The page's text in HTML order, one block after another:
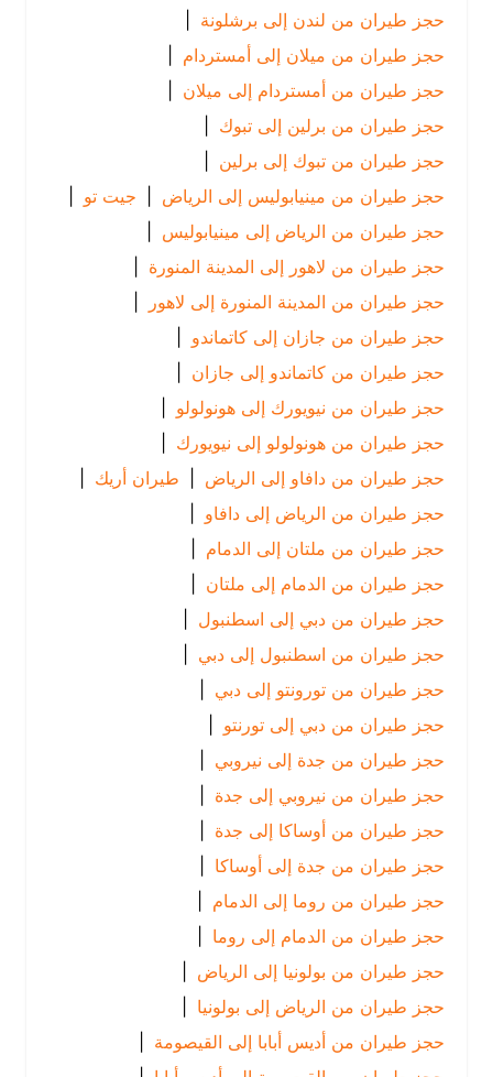
حجز طيران من لندن إلى برشلونة
|
حجز طيران من ميلان إلى أمستردام |
حجز طيران من أمستردام إلى ميلان |
حجز طيران من برلين إلى تبوك
|
حجز طيران من تبوك إلى برلين |
حجز طيران من مينيابوليس إلى الرياض
| جيت تو |
حجز طيران من الرياض إلى مينيابوليس |
حجز طيران من لاهور إلى المدينة المنورة |
حجز طيران من المدينة المنورة إلى لاهور |
حجز طيران من جازان إلى كاتماندو |
حجز طيران من كاتماندو إلى جازان
|
حجز طيران من نيويورك إلى هونولولو |
حجز طيران من هونولولو إلى نيويورك |
حجز طيران من دافاو إلى الرياض
| طيران أريك
|
حجز طيران من الرياض إلى دافاو
|
حجز طيران من ملتان إلى الدمام
|
حجز طيران من الدمام إلى ملتان |
حجز طيران من دبي إلى اسطنبول |
حجز طيران من اسطنبول إلى دبي |
حجز طيران من تورونتو إلى دبي |
حجز طيران من دبي إلى تورنتو |
حجز طيران من جدة إلى نيروبي |
حجز طيران من نيروبي إلى جدة
حجز طيران من أوساكا إلى جدة
حجز طيران من جدة إلى أوساكا |
حجز طيران من روما إلى الدمام
|
حجز طيران من الدمام إلى روما
|
حجز طيران من بولونيا إلى الرياض
|
حجز طيران من الرياض إلى بولونيا
|
حجز طيران من أديس أبابا إلى القيصومة |